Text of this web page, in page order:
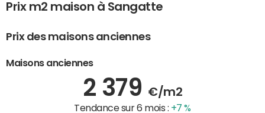
Prix m2 maison à Sangatte
Prix des maisons anciennes
Maisons anciennes
2 379 €/m2
Tendance sur 6 mois : +7 %